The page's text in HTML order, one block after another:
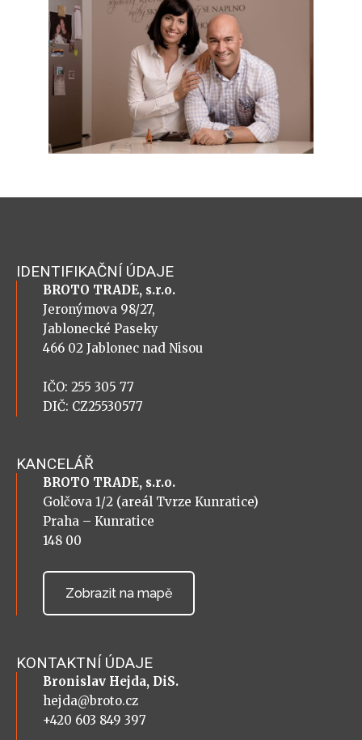
IDENTIFIKAČNÍ ÚDAJE
BROTO TRADE, s.r.o.
Jeronýmova 98/27,
Jablonecké Paseky
466 02 Jablonec nad Nisou
IČO: 255 305 77
DIČ: CZ25530577
KANCELÁŘ
BROTO TRADE, s.r.o.
Golčova 1/2 (areál Tvrze Kunratice)
Praha – Kunratice
148 00
Zobrazit na mapě
KONTAKTNÍ ÚDAJE
Bronislav Hejda, DiS.
hejda@broto.cz
+420 603 849 397